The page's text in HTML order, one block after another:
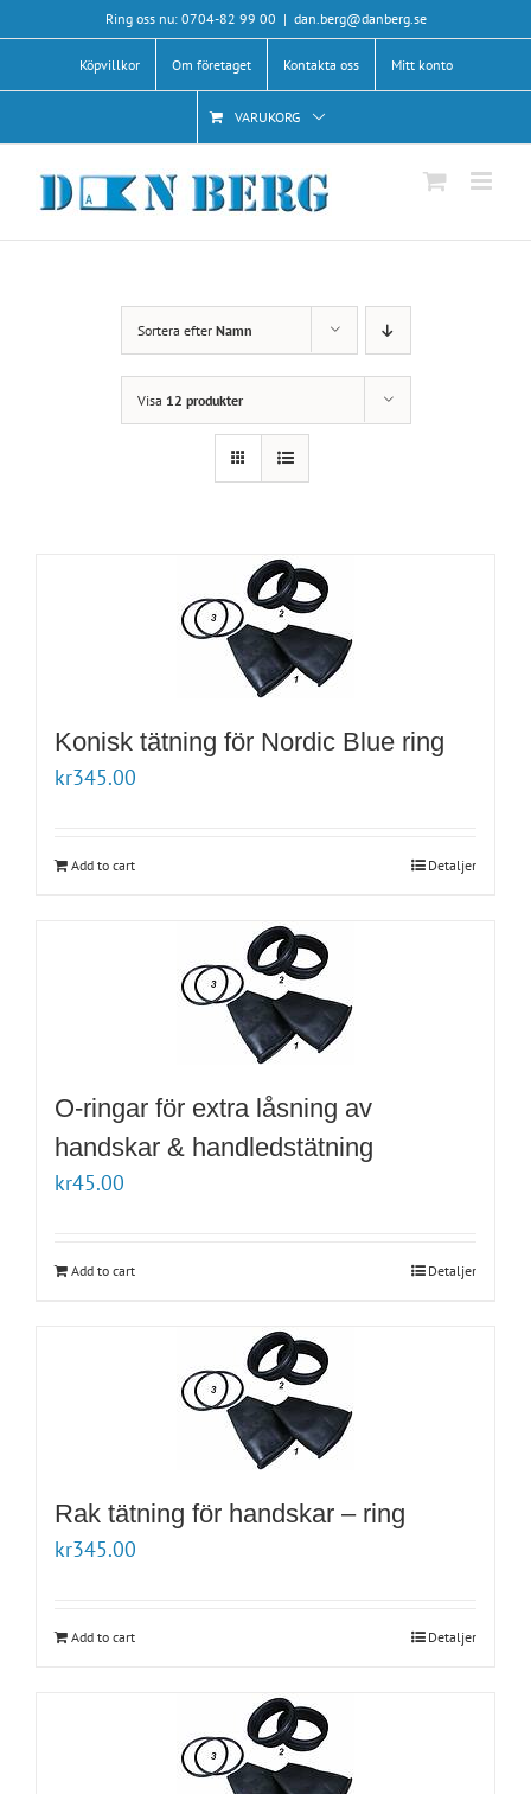
till
innehållet
Ring oss nu: 0704-82 99 00 | dan.berg@danberg.se
Köpvillkor Om företaget Kontakta oss Mitt konto
VARUKORG
Sortera efter Namn
Visa 12 produkter
Konisk tätning för Nordic Blue ring
kr345.00
Add to cart Detaljer
O-ringar för extra låsning av
handskar & handledstätning
kr45.00
Add to cart Detaljer
Rak tätning för handskar – ring
kr345.00
Add to cart Detaljer